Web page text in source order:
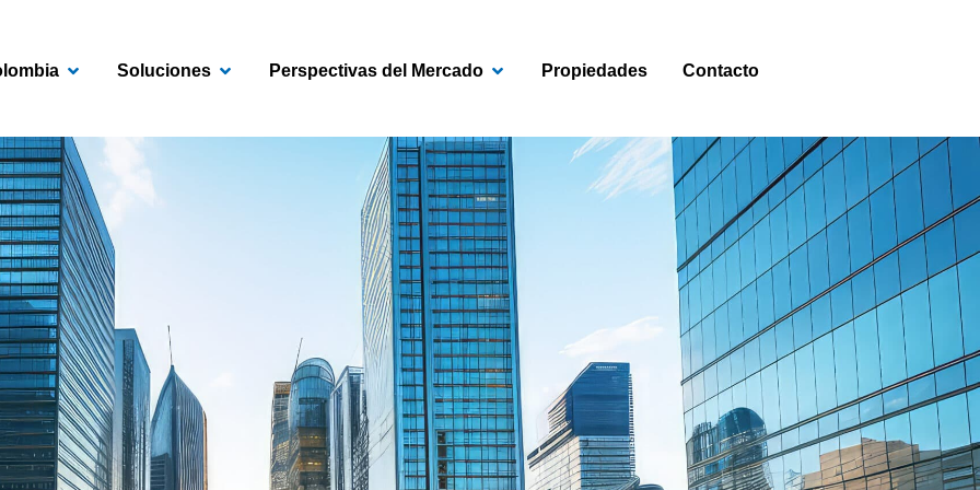
Open Colombia
Soluciones Open Soluciones
Perspectivas del Mercado Open Perspectivas del Mercado
Propiedades Contacto